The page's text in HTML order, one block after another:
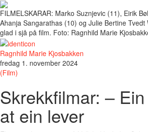
FILMELSKARAR: Marko Suznjevic (11), Eirik
Ahanja Sangarathas (10) og Julie Bertine
glad i sjå på film. Foto: Ragnhild Marie
Ragnhild Marie Kjosbakken
fredag 1. november 2024
(Film)
Skrekkfilmar: –
at ein lever